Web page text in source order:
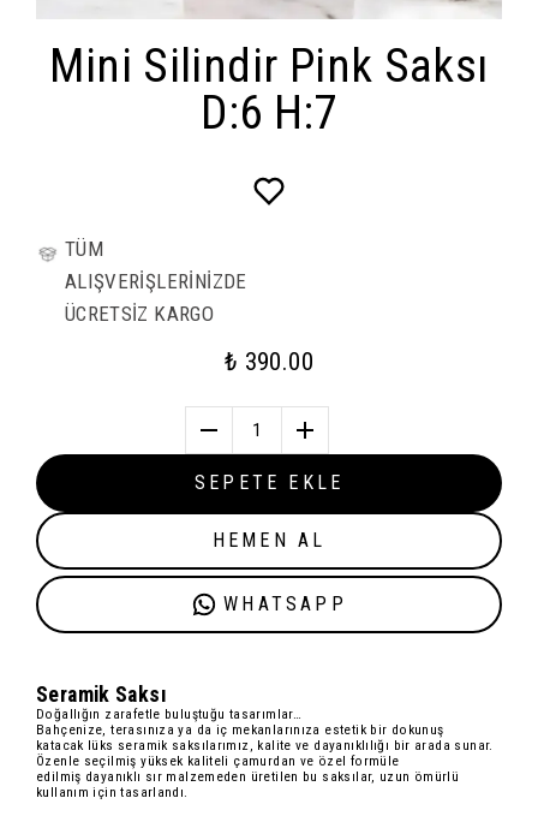
Mini Silindir Pink Saksı
D:6 H:7
TÜM
ALIŞVERİŞLERİNİZDE
ÜCRETSİZ KARGO
₺ 390.00
1
SEPETE EKLE
HEMEN AL
WHATSAPP
Seramik Saksı
Doğallığın zarafetle buluştuğu tasarımlar…
Bahçenize, terasınıza ya da iç mekanlarınıza estetik bir dokunuş
katacak lüks seramik saksılarımız
, kalite ve dayanıklılığı bir arada sunar.
Özenle seçilmişyüksek kaliteli çamurdan ve özel formüle
edilmiş dayanıklı sır malzemeden üretilen bu saksılar, uzun ömürlü
kullanım için tasarlandı.